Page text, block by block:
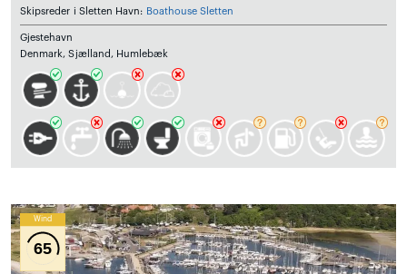
Skipsreder i Sletten Havn: Boathouse Sletten
Gjestehavn
Denmark, Sjælland, Humlebæk
Wind
65